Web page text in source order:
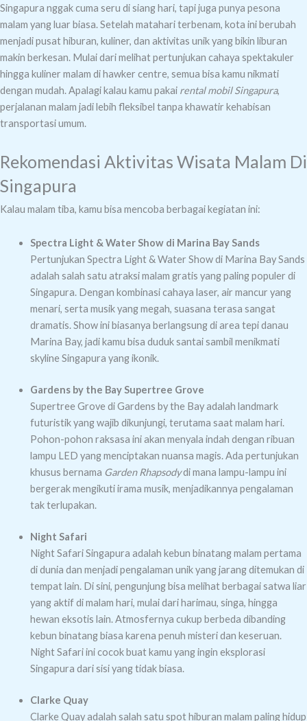
Singapura nggak cuma seru di siang hari, tapi juga punya pesona
malam yang luar biasa.Setelah matahari terbenam, kota ini berubah
menjadi pusat hiburan, kuliner, dan aktivitas unik yang bikin liburan
makin berkesan. Mulai dari melihat pertunjukan cahaya spektakuler
hingga kuliner malam di hawker centre, semua bisa kamu nikmati
dengan mudah.Apalagi kalau kamu pakai rental mobil Singapura,
perjalanan malam jadi lebih fleksibel tanpa khawatir kehabisan
transportasi umum.
Rekomendasi Aktivitas Wisata Malam Di
Singapura
Kalau malam tiba, kamu bisa mencoba berbagai kegiatan ini:
Spectra Light & Water Show di Marina Bay Sands
Pertunjukan Spectra Light & Water Show di Marina Bay Sands
adalah salah satu atraksi malam gratis yang paling populer di
Singapura. Dengan kombinasi cahaya laser, air mancur yang
menari, serta musik yang megah, suasana terasa sangat
dramatis. Show ini biasanya berlangsung di area tepi danau
Marina Bay, jadi kamu bisa duduk santai sambil menikmati
skyline Singapura yang ikonik.
Gardens by the Bay Supertree Grove
Supertree Grove di Gardens by the Bay adalah landmark
futuristik yang wajib dikunjungi, terutama saat malam hari.
Pohon-pohon raksasa ini akan menyala indah dengan ribuan
lampu LED yang menciptakan nuansa magis. Ada pertunjukan
khusus bernama Garden Rhapsodydi mana lampu-lampu ini
bergerak mengikuti irama musik, menjadikannya pengalaman
tak terlupakan.
Night Safari
Night Safari Singapura adalah kebun binatang malam pertama
di dunia dan menjadi pengalaman unik yang jarang ditemukan di
tempat lain. Di sini, pengunjung bisa melihat berbagai satwa liar
yang aktif di malam hari, mulai dari harimau, singa, hingga
hewan eksotis lain. Atmosfernya cukup berbeda dibanding
kebun binatang biasa karena penuh misteri dan keseruan.
Night Safari ini cocok buat kamu yang ingin eksplorasi
Singapura dari sisi yang tidak biasa.
Clarke Quay
Clarke Quay adalah salah satu spot hiburan malam paling hidup